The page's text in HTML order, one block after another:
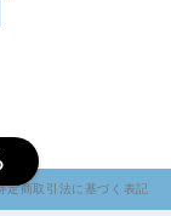
定商取引法に基づく表記